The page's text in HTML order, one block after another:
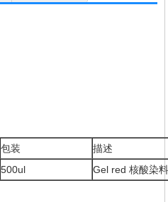
包装
描述
500ul Gel red 核酸染